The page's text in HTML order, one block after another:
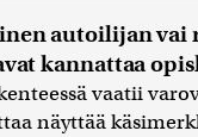
autoilijan vai
kannattaa
vaatii
näyttää